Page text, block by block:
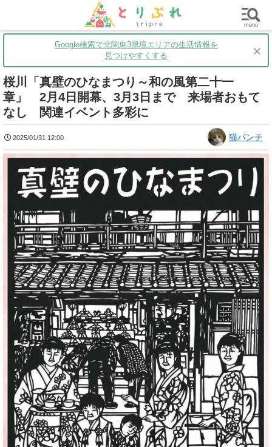
茨城 グルメ 買い物 子育て
Google検索で北関東3県境エリアの生活情報を
見つけやすくする
×
桜川「真壁のひなまつり～和の風第二十一
章」 2月4日開幕、3月3日まで 来場者おもて
なし 関連イベント多彩に
2025/01/31 12:00 猫パンチ
menu